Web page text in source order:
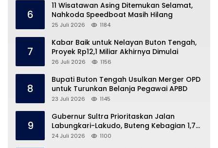
6
11 Wisatawan Asing Ditemukan Selamat,
Nahkoda Speedboat Masih Hilang
25 Juli 2026 1184
7
Kabar Baik untuk Nelayan Buton Tengah,
Proyek Rp12,1 Miliar Akhirnya Dimulai
26 Juli 2026 1156
8
Bupati Buton Tengah Usulkan Merger OPD
untuk Turunkan Belanja Pegawai APBD
23 Juli 2026 1145
9
Gubernur Sultra Prioritaskan Jalan
Labungkari-Lakudo, Buteng Kebagian 1,7
Km
24 Juli 2026 1100